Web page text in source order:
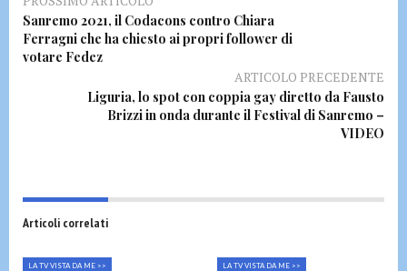
Sanremo 2021, il Codacons contro Chiara
Ferragni che ha chiesto ai propri follower di
votare Fedez
ARTICOLO PRECEDENTE
Liguria, lo spot con coppia gay diretto da Fausto
Brizzi in onda durante il Festival di Sanremo –
VIDEO
Articoli correlati
LA TV VISTA DA ME >> LA TV VISTA DA ME >>